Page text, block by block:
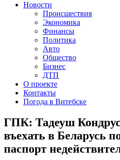
Новости
Происшествия
Экономика
Финансы
Политика
Авто
Общество
Бизнес
ДТП
О проекте
Контакты
Погода в Витебске
ГПК: Тадеуш
въехать в Беларусь
паспорт